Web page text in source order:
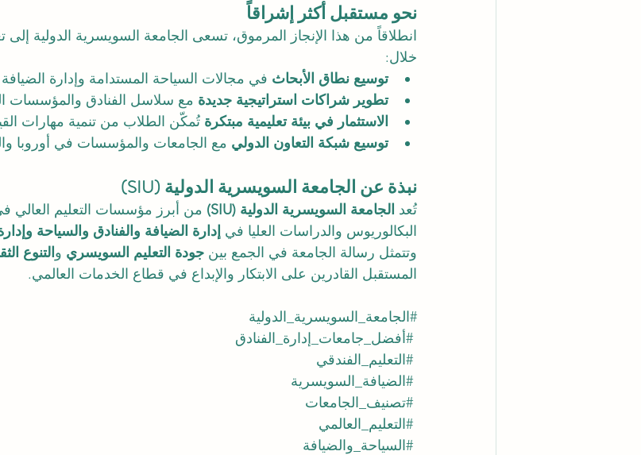
نحو مستقبل أكثر إشراقاً
انطلاقاً من هذا الإنجاز المرموق، تسعى الجامعة السويسرية الدولية إلى
خلال:
توسيع نطاق الأبحاث في مجالات السياحة المستدامة وإدارة الضيافة
تطوير شراكات استراتيجية جديدة مع سلاسل الفنادق والمؤسسات
الاستثمار في بيئة تعليمية مبتكرة تُمكّن الطلاب من تنمية مهارات
توسيع شبكة التعاون الدولي مع الجامعات والمؤسسات في أوروبا
نبذة عن الجامعة السويسرية الدولية (SIU)
تُعد الجامعة السويسرية الدولية (SIU)
من أبرز مؤسسات التعليم العالي
البكالوريوس والدراسات العليا في إدارة الضيافة والفنادق والسياحة
وتتمثل رسالة الجامعة في الجمع بين جودة التعليم السويسري و التنوع
المستقبل القادرين على الابتكار والإبداع في قطاع الخدمات العالمي.
#الجامعة_السويسرية_الدولية
#أفضل_جامعات_إدارة_الفنادق
#التعليم_الفندقي
#الضيافة_السويسرية
#تصنيف_الجامعات
#التعليم_العالمي
#السياحة_والضيافة